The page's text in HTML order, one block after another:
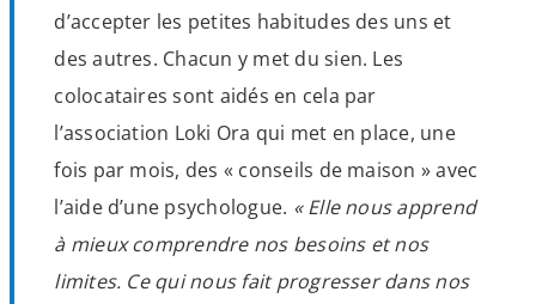
d’accepter les petites habitudes des uns et
des autres. Chacun y met du sien. Les
colocataires sont aidés en cela par
l’association Loki Ora qui met en place, une
fois par mois, des « conseils de maison » avec
l’aide d’une psychologue. « Elle nous apprend
à mieux comprendre nos besoins et nos
limites. Ce qui nous fait progresser dans nos